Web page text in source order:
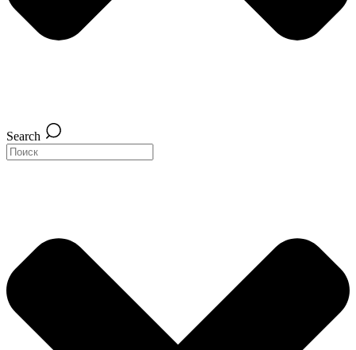
Search